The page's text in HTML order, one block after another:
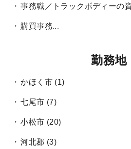
事務職／トラックボディーの
購買事務...
勤務地
かほく市 (1)
七尾市 (7)
小松市 (20)
河北郡 (3)